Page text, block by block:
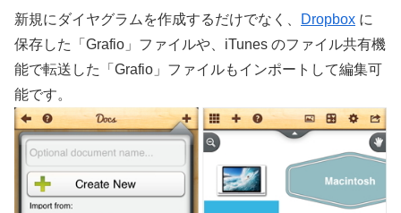
新規にダイヤグラムを作成するだけでなく、 Dropbox に
保存した「Grafio」ファイルや、iTunes のファイル共有機
能で転送した「Grafio」ファイルもインポートして編集可
能です。